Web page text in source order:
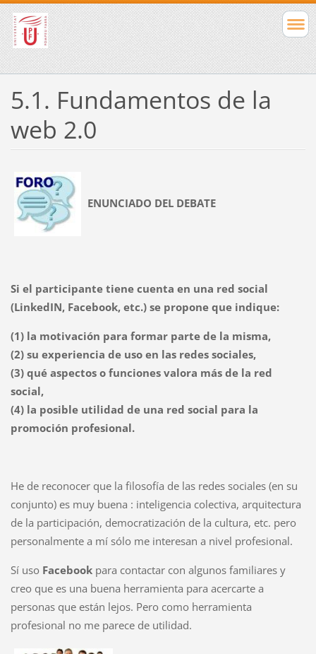
5.1. Fundamentos de la
web 2.0
ENUNCIADO DEL DEBATE
Si el participante tiene cuenta en una red social
(LinkedIN, Facebook, etc.) se propone que indique:
(1) la motivación para formar parte de la misma,
(2) su experiencia de uso en las redes sociales,
(3) qué aspectos o funciones valora más de la red
social,
(4) la posible utilidad de una red social para la
promoción profesional.
He de reconocer que la filosofía de las redes sociales (en su
conjunto) es muy buena : inteligencia colectiva, arquitectura
de la participación, democratización de la cultura, etc. pero
personalmente a mí sólo me interesan a nivel profesional.
Sí uso Facebook para contactar con algunos familiares y
creo que es una buena herramienta para acercarte a
personas que están lejos. Pero como herramienta
profesional no me parece de utilidad.